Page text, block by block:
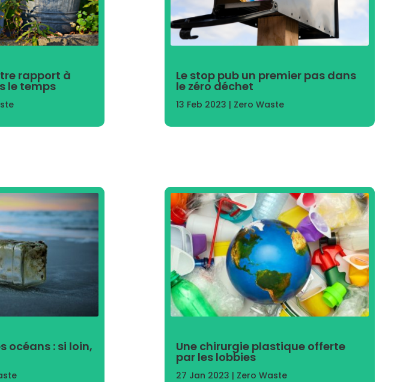
rapport à
le temps
océans : si loin,
Le stop pub un premier pas dans
le zéro déchet
13 Feb 2023 | Zero Waste
Une chirurgie plastique offerte
par les lobbies
27 Jan 2023 | Zero Waste